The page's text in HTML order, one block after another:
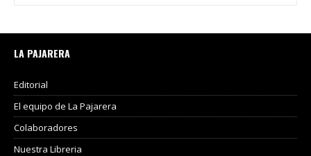
LA PAJARERA
Editorial
El equipo de La Pajarera
Colaboradores
Nuestra Libreria